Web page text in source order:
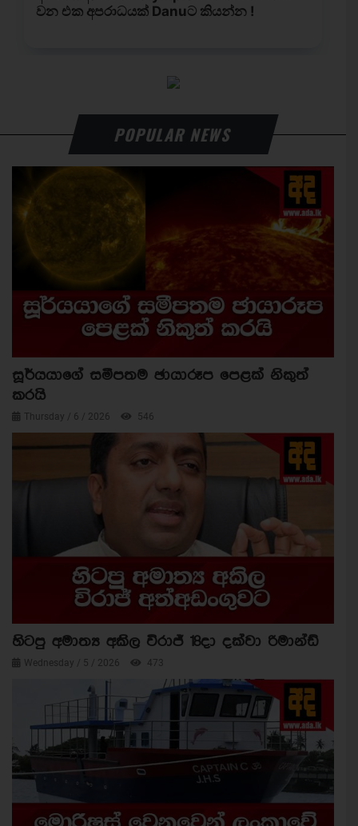
POPULAR NEWS
සූර්යයාගේ සමීපතම ඡායාරූප පෙළක් නිකුත්
කරයි
Thursday / 6 / 2026 546
හිටපු අමාත්‍ය අකිල විරාජ් 18දා දක්වා රිමාන්ඩ්
Wednesday / 5 / 2026 473